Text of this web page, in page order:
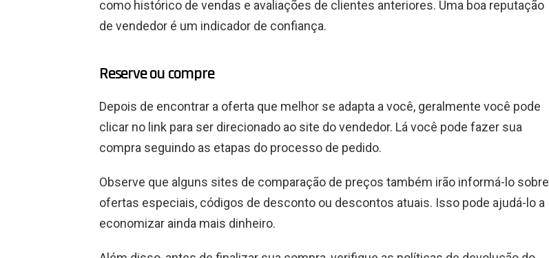
como histórico de vendas e avaliações de clientes anteriores. Uma boa reputação
de vendedor é um indicador de confiança.
Reserve ou compre
Depois de encontrar a oferta que melhor se adapta a você, geralmente você pode
clicar no link para ser direcionado ao site do vendedor. Lá você pode fazer sua
compra seguindo as etapas do processo de pedido.
Observe que alguns sites de comparação de preços também irão informá-lo sobre
ofertas especiais, códigos de desconto ou descontos atuais. Isso pode ajudá-lo a
economizar ainda mais dinheiro.